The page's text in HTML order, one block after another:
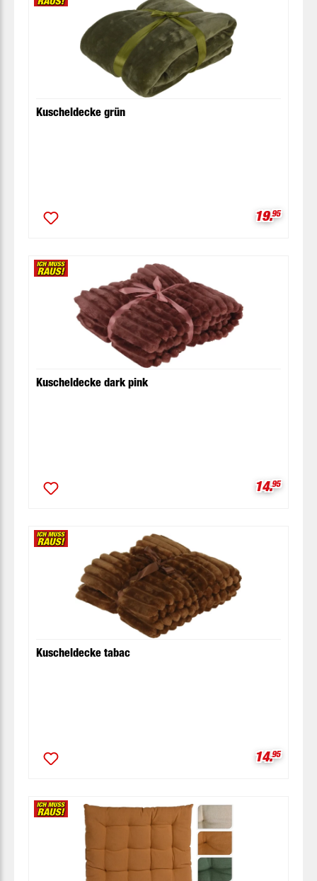
Kuscheldecke grün
19.95
Kuscheldecke dark pink
14.95
Kuscheldecke tabac
14.95